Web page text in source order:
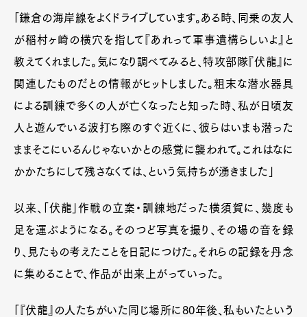
Art&DesignWatchFashion
「鎌倉の海岸線をよくドライブしています。ある時、同乗の友人
が稲村ヶ崎の横穴を指して『あれって軍事遺構らしいよ』と
教えてくれました。気になり調べてみると、特攻部隊『伏龍』に
関連したものだとの情報がヒットしました。粗末な潜水器具
による訓練で多くの人が亡くなったと知った時、私が日頃友
人と遊んでいる波打ち際のすぐ近くに、彼らはいまも潜った
ままそこにいるんじゃないかとの感覚に襲われて。これはなに
かかたちにして残さなくては、という気持ちが湧きました」
以来、「伏龍」作戦の立案・訓練地だった横須賀に、幾度も
足を運ぶようになる。そのつど写真を撮り、その場の音を録
り、見たもの考えたことを日記につけた。それらの記録を丹念
に集めることで、作品が出来上がっていった。
「『伏龍』の人たちがいた同じ場所に80年後、私もいたという